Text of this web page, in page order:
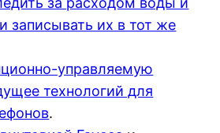
записывать их в тот же
управляемую
технологий для
.